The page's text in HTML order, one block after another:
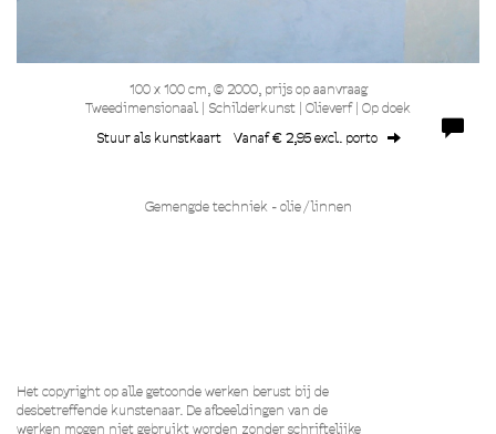
100 x 100 cm, © 2000, prijs op aanvraag
Tweedimensionaal | Schilderkunst | Olieverf | Op doek
Stuur als kunstkaart Vanaf € 2,95 excl. porto
Gemengde techniek - olie / linnen
Het copyright op alle getoonde werken berust bij de
desbetreffende kunstenaar. De afbeeldingen van de
werken mogen niet gebruikt worden zonder schriftelijke